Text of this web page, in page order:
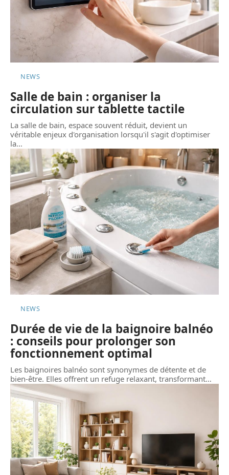
NEWS
Salle de bain : organiser la
circulation sur tablette tactile
La salle de bain, espace souvent réduit, devient un
véritable enjeux d'organisation lorsqu'il s'agit d'optimiser
la…
NEWS
Durée de vie de la baignoire balnéo
: conseils pour prolonger son
fonctionnement optimal
Les baignoires balnéo sont synonymes de détente et de
bien-être. Elles offrent un refuge relaxant, transformant…